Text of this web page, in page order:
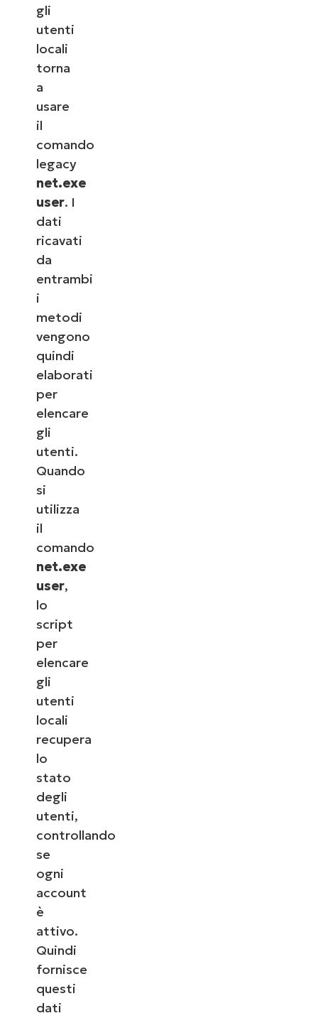
gli
utenti
locali
torna
a
usare
il
comando
legacy
net.exe
user. I
dati
ricavati
da
entrambi
i
metodi
vengono
quindi
elaborati
per
elencare
gli
utenti.
Quando
si
utilizza
il
comando
net.exe
user,
lo
script
per
elencare
gli
utenti
locali
recupera
lo
stato
degli
utenti,
controllando
se
ogni
account
è
attivo.
Quindi
fornisce
questi
dati